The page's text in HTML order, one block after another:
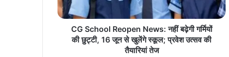
की
छुट्टी,
CG School Reopen News: नहीं बढ़ेगी गर्मियों
की छुट्टी, 16 जून से खुलेंगे स्कूल; प्रवेश उत्सव की
तैयारियां तेज